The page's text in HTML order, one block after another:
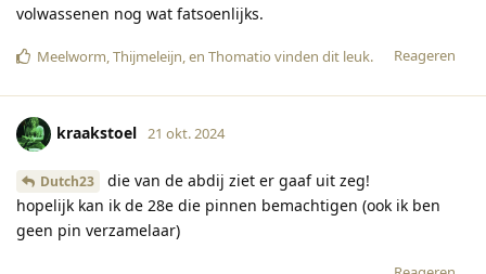
volwassenen nog wat fatsoenlijks.
Reageren
Meelworm,Thijmeleijn, en Thomatio vinden dit leuk.
kraakstoel 21 okt. 2024
Dutch23
die van de abdij ziet er gaaf uit zeg!
hopelijk kan ik de 28e die pinnen bemachtigen (ook ik ben
geen pin verzamelaar)